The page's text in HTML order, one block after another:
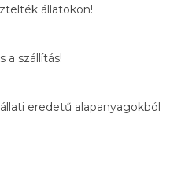
állatokon!
szállítás!
eredetű alapanyagokból